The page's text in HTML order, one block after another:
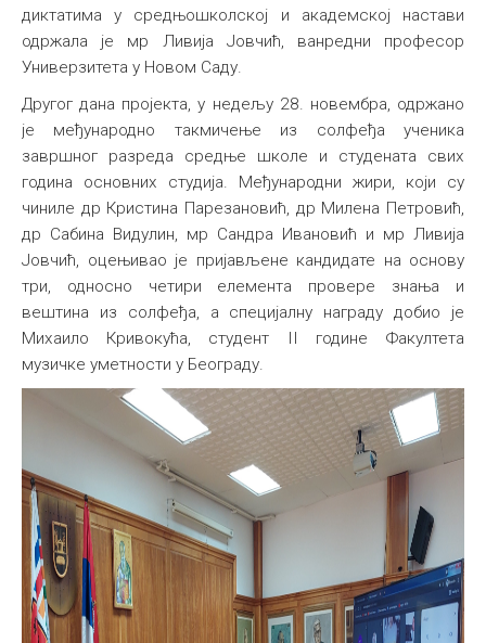
диктатима у средњошколској и академској настави
одржала је мр Ливија Јовчић, ванредни професор
Универзитета у Новом Саду.
Другог дана пројекта, у недељу 28. новембра, одржано
је међународно такмичење из солфеђа ученика
завршног разреда средње школе и студената свих
година основних студија. Међународни жири, који су
чиниле др Кристина Парезановић, др Милена Петровић,
др Сабина Видулин, мр Сандра Ивановић и мр Ливија
Јовчић, оцењивао је пријављене кандидате на основу
три, односно четири елемента провере знања и
вештина из солфеђа, а специјалну награду добио је
Михаило Кривокућа, студент II године Факултета
музичке уметности у Београду.